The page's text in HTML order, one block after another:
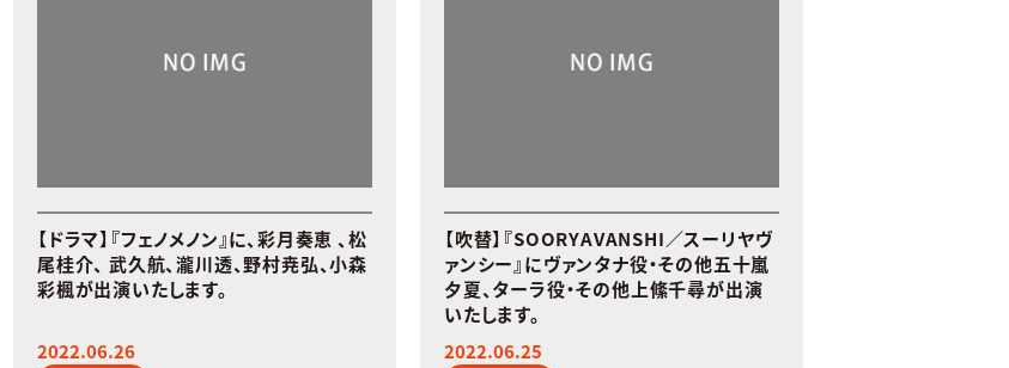
【ドラマ】『フェノメノン』に、彩月奏恵 、松
尾桂介、 武久航、瀧川透、野村尭弘、小森
彩楓が出演いたします。
2022.06.26
【吹替】『SOORYAVANSHI／スーリヤヴ
ァンシー』にヴァンタナ役・その他五十嵐
夕夏、ターラ役・その他上絛千尋が出演
いたします。
2022.06.25